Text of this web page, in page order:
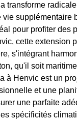
transforme
vie supplémentaire
pour profiter des
cette extension
s'intégrant
qu'il soit
à Henvic est un
et une
une parfaite
spécificités